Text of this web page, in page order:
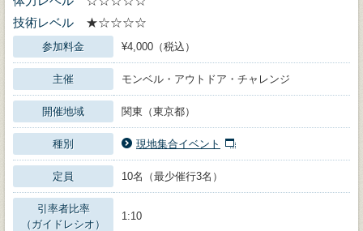
技術レベル
★☆☆☆☆
参加料金 ¥4,000（税込）
主催 モンベル・アウトドア・チャレンジ
開催地域 関東（東京都）
種別 現地集合イベント
定員 10名（最少催行3名）
引率者比率
（ガイドレシオ）
1:10